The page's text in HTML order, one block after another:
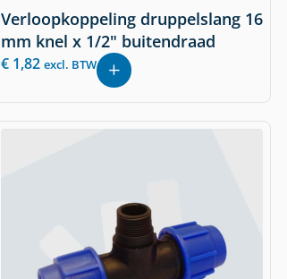
Verloopkoppeling druppelslang 16
mm knel x 1/2" buitendraad
€ 1,82 excl. BTW